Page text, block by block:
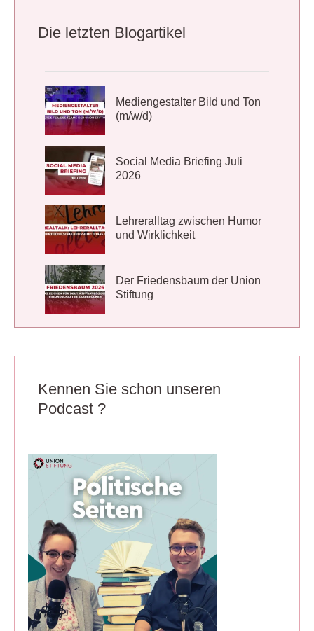
Die letzten Blogartikel
Mediengestalter Bild und Ton
(m/w/d)
Social Media Briefing Juli
2026
Lehreralltag zwischen Humor
und Wirklichkeit
Der Friedensbaum der Union
Stiftung
Kennen Sie schon unseren
Podcast ?